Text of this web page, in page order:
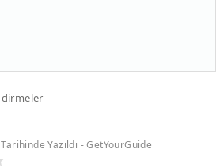
Yazıldı - GetYourGuide